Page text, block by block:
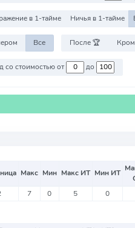
в 1-тайме Ничья в 1-тайме
Все После 🏆
Против команд со стоимостью от до
Макс Мин Макс ИТ Мин ИТ
7 0 5 0